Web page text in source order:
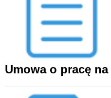
Umowa o pracę